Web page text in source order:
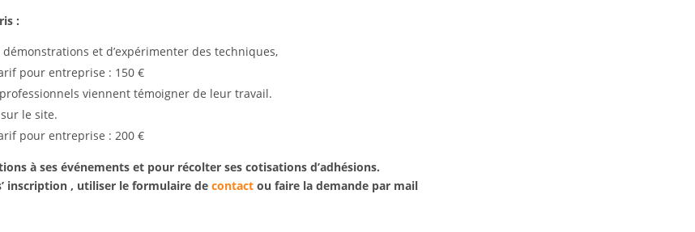
:
et d’expérimenter des techniques,
pour entreprise : 150 €
viennent témoigner de leur travail.
le site.
pour entreprise : 200 €
à ses événements et pour récolter ses cotisations d’adhésions.
inscription , utiliser le formulaire decontact ou faire la demande par mail